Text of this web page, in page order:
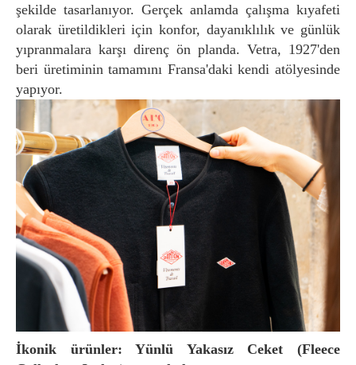
şekilde tasarlanıyor. Gerçek anlamda çalışma kıyafeti
olarak üretildikleri için konfor, dayanıklılık ve günlük
yıpranmalara karşı direnç ön planda. Vetra, 1927'den
beri üretiminin tamamını Fransa'daki kendi atölyesinde
yapıyor.
İkonik ürünler: Yünlü Yakasız Ceket (Fleece